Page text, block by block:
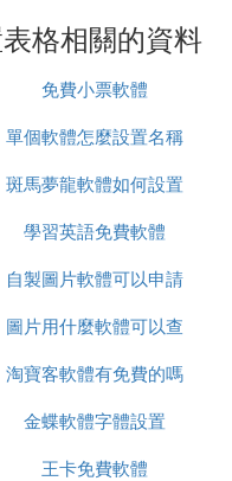
格相關的資料
免費小票軟體
單個軟體怎麼設置名稱
斑馬夢龍軟體如何設置
單面列印
學習英語免費軟體
自製圖片軟體可以申請
軟著
圖片用什麼軟體可以查
看修改痕跡
淘寶客軟體有免費的嗎
金蝶軟體字體設置
王卡免費軟體